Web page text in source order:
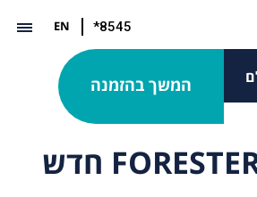
*8545
EN
המשך בהזמנה